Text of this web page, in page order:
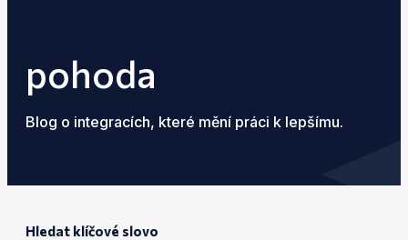
pohoda
Blog o integracích, které mění práci k lepšímu.
Hledat klíčové slovo